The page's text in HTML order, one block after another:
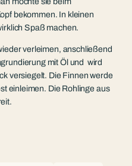
bekommen. In kleinen
Spaß machen.
verleimen, anschließend
mit Öl und wird
versiegelt. Die Finnen werde
einleimen. Die Rohlinge aus